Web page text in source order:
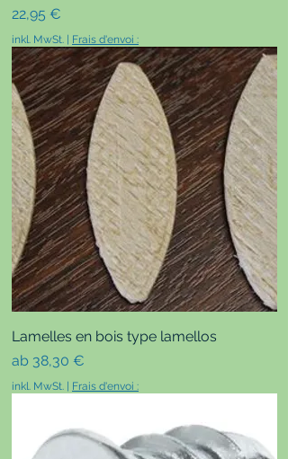
Preis
22,95 €
inkl. MwSt. Frais d'envoi :
Lamelles en bois type lamellos
ab 38,30 €
Sale-Preis
inkl. MwSt. Frais d'envoi :